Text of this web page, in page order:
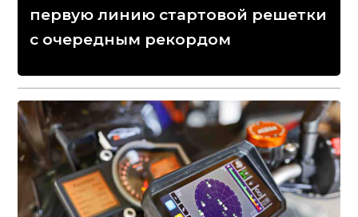
первую линию стартовой решетки
с очередным рекордом